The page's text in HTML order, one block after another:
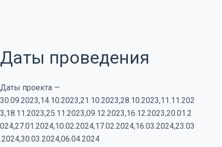
Даты проведения
Даты проекта —
30.09.2023,14.10.2023,21.10.2023,28.10.2023,11.11.202
3,18.11.2023,25.11.2023,09.12.2023,16.12.2023,20.01.2
024,27.01.2024,10.02.2024,17.02.2024,16.03.2024,23.03
.2024,30.03.2024,06.04.2024